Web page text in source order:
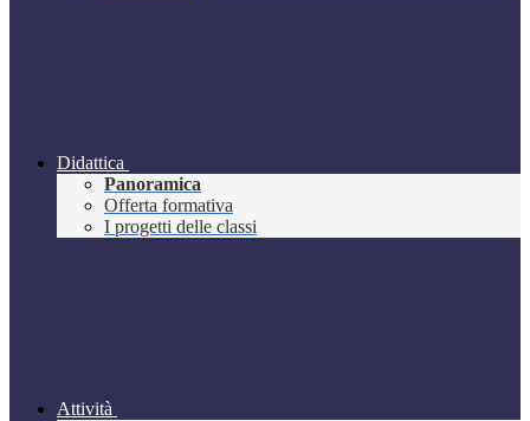
Didattica
Panoramica
Offerta formativa
I progetti delle classi
Attività